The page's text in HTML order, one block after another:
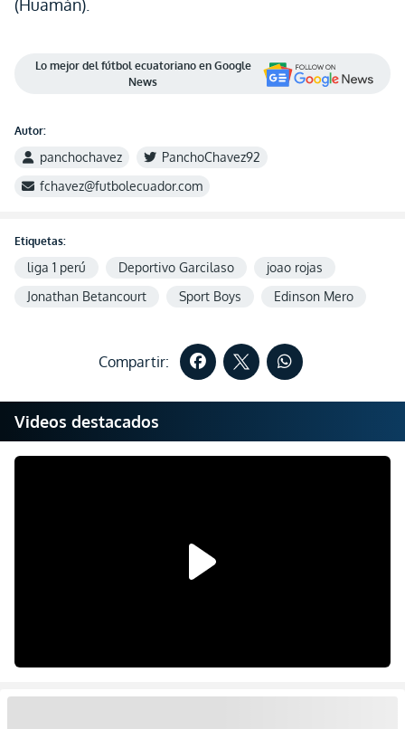
(Huamán).
Lo mejor del fútbol ecuatoriano en Google
News
Autor:
panchochavez
PanchoChavez92
fchavez@futbolecuador.com
Etiquetas:
liga 1 perú Deportivo Garcilaso
joao rojas
Jonathan Betancourt
Sport Boys Edinson Mero
Compartir:
Videos destacados